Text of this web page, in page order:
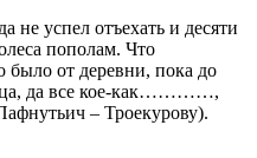
не успел отъехать и десяти
пополам. Что
было от деревни, пока до
да все кое-как…………,
– Троекурову).